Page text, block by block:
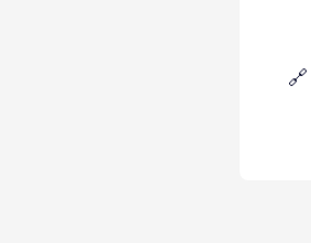
🔗